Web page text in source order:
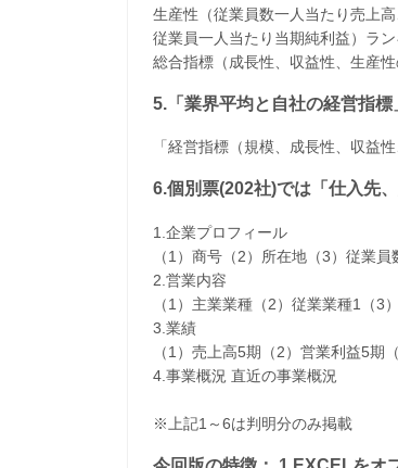
生産性（従業員数一人当たり売上
従業員一人当たり当期純利益）ラ
総合指標（成長性、収益性、生産
5.「業界平均と自社の経営指標
「経営指標（規模、成長性、収益
6.個別票(202社)では「仕入先
1.企業プロフィール
（1）商号（2）所在地（3）従業
2.営業内容
（1）主業業種（2）従業業種1（
3.業績
（1）売上高5期（2）営業利益5期
4.事業概況 直近の事業概況
※上記1～6は判明分のみ掲載